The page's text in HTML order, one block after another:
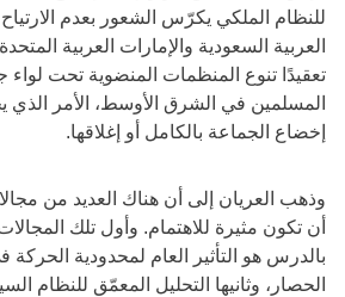
للنظام الملكي يكرّس الشعور بعدم
العربية السعودية والإمارات العربية
تعقيدًا تنوع المنظمات المنضوية تحت لواء
المسلمين في الشرق الأوسط، الأمر
إخضاع الجماعة بالكامل أو إغلاقها.
وذهب العريان إلى أن هناك العديد من
أن تكون مثيرة للاهتمام. وأول تلك المجالات
بالدرس هو التأثير العام لمحدودية
الحصار، وثانيها التحليل المعمّق للنظام